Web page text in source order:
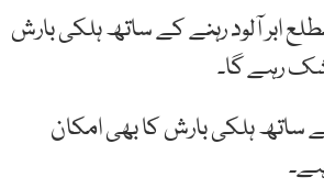
ابر آلود رہنے کے ساتھ ہلکی بارش
رہے گا۔
ساتھ ہلکی بارش کا بھی امکان